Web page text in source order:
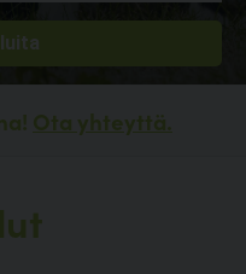
Ota yhteyttä.